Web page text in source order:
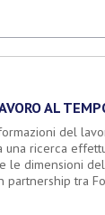
AL
del
una ricerca
le dimensioni
partnership tra